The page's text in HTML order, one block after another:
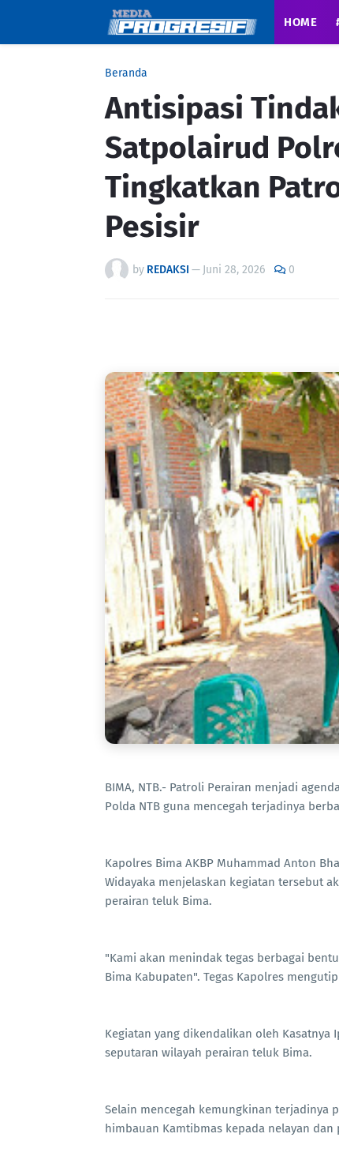
HOME
Beranda
Antisipasi
Satpolairud
Tingkatkan
Pesisir
by REDAKSI — Juni 28, 2026 0
BIMA, NTB.- Patroli Perairan menjadi
Polda NTB guna mencegah terjadinya
Kapolres Bima AKBP Muhammad Anton
Widayaka menjelaskan kegiatan tersebut
perairan teluk Bima.
"Kami akan menindak tegas berbagai
Bima Kabupaten". Tegas Kapolres
Kegiatan yang dikendalikan oleh Kasatnya
seputaran wilayah perairan teluk Bima.
Selain mencegah kemungkinan terjadinya
himbauan Kamtibmas kepada nelayan dan